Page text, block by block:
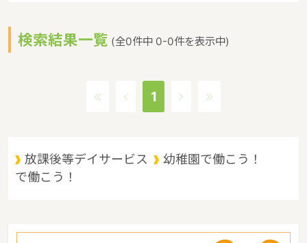
検索結果一覧 (全0件中 0-0件を表示中)
1
放課後等デイサービス
で働こう！
幼稚園で働こう！